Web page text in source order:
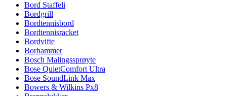
Bord Staffeli
Bordgrill
Bordtennisbord
Bordtennisracket
Bordvifte
Borhammer
Bosch Malingssprøyte
Bose QuietComfort Ultra
Bose SoundLink Max
Bowers & Wilkins Px8